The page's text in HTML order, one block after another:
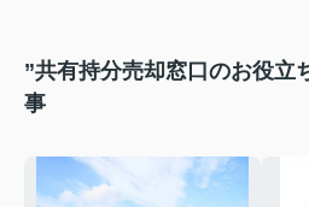
”共有持分売却窓口のお役立
事